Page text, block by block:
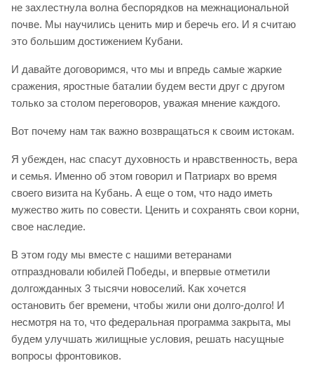
не захлестнула волна беспорядков на межнациональной
почве. Мы научились ценить мир и беречь его. И я считаю
это большим достижением Кубани.
И давайте договоримся, что мы и впредь самые жаркие
сражения, яростные баталии будем вести друг с другом
только за столом переговоров, уважая мнение каждого.
Вот почему нам так важно возвращаться к своим истокам.
Я убежден, нас спасут духовность и нравственность, вера
и семья. Именно об этом говорил и Патриарх во время
своего визита на Кубань. А еще о том, что надо иметь
мужество жить по совести. Ценить и сохранять свои корни,
свое наследие.
В этом году мы вместе с нашими ветеранами
отпраздновали юбилей Победы, и впервые отметили
долгожданных 3 тысячи новоселий. Как хочется
остановить бег времени, чтобы жили они долго-долго! И
несмотря на то, что федеральная программа закрыта, мы
будем улучшать жилищные условия, решать насущные
вопросы фронтовиков.